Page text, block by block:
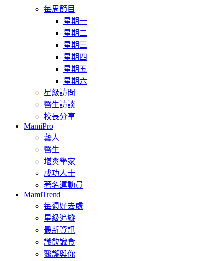
每周節目
星期一
星期二
星期三
星期四
星期五
星期六
星級訪問
醫生訪談
校長分享
MamiPro
藝人
醫生
堪輿學家
成功人士
著名運動員
MamiTrend
每週好去處
星級追縱
最新資訊
識飲識食
醫護與你